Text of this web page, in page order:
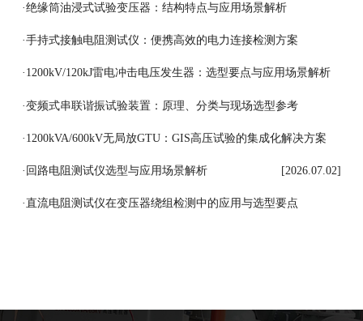
·绝缘筒油浸式试验变压器：结构特点与应用场景解析
[2026.07.08]
·手持式接触电阻测试仪：便携高效的电力连接检测方案
[2026.07.07]
· 1200kV/120kJ雷电冲击电压发生器：选型要点与应用场景解析
[2026.07.06]
·变频式串联谐振试验装置：原理、分类与现场选型参考
[2026.07.03]
· 1200kVA/600kV无局放GTU：GIS高压试验的集成化解决方案
[2026.07.03]
· 回路电阻测试仪选型与应用场景解析 [2026.07.02]
·直流电阻测试仪在变压器绕组检测中的应用与选型要点